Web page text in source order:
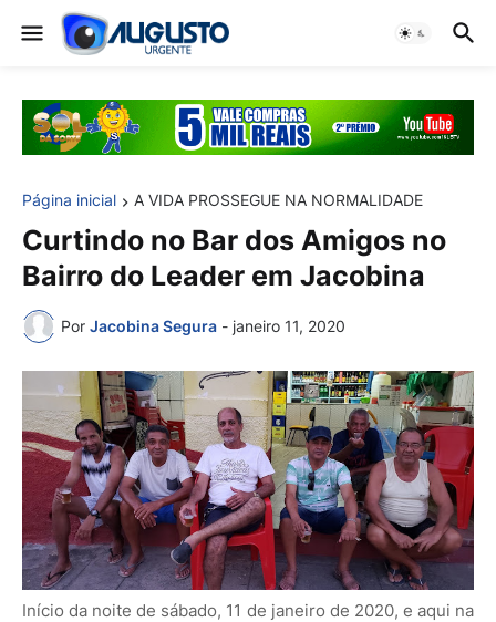
Página inicial A VIDA PROSSEGUE NA NORMALIDADE
Curtindo no Bar dos Amigos no
Bairro do Leader em Jacobina
Por Jacobina Segura - janeiro 11, 2020
Início da noite de sábado, 11 de janeiro de 2020, e aqui na